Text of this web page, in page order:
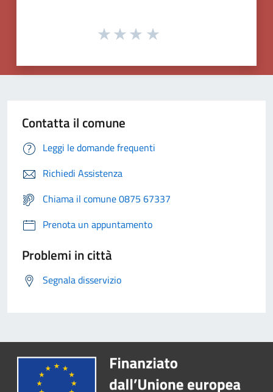
Contatta il comune
Leggi le domande frequenti
Richiedi Assistenza
Chiama il comune 0875 67337
Prenota un appuntamento
Problemi in città
Segnala disservizio